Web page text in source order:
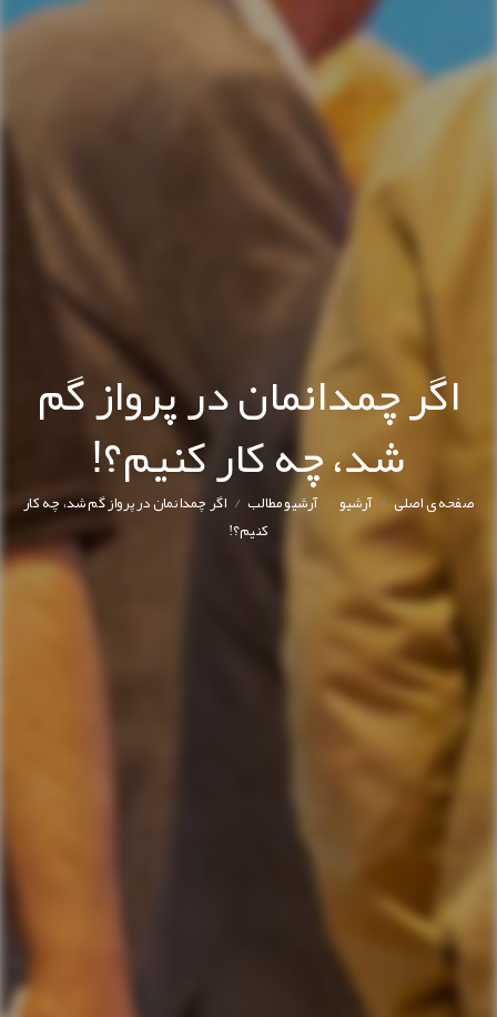
اگر چمدانمان در پرواز گم
شد، چه کار کنیم؟!
صفحه ی اصلی/آرشیو/ آرشیو مطالب/ اگر چمدانمان در پرواز گم شد، چه کار
کنیم؟!